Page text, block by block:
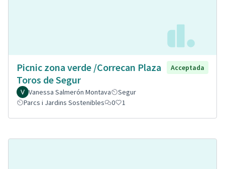
Picnic zona verde /Correcan Plaza
Toros de Segur
Acceptada
Vanessa Salmerón Montava
Segur
Parcs i Jardins Sostenibles
0 1